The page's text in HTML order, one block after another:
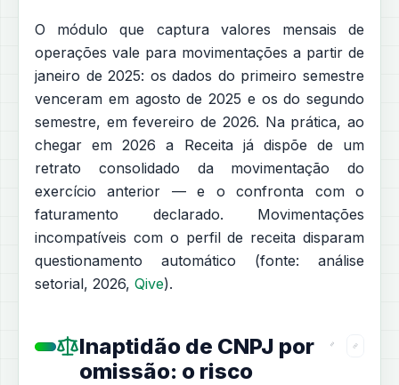
O módulo que captura valores mensais de
operações vale para movimentações a partir de
janeiro de 2025: os dados do primeiro semestre
venceram em agosto de 2025 e os do segundo
semestre, em fevereiro de 2026. Na prática, ao
chegar em 2026 a Receita já dispõe de um
retrato consolidado da movimentação do
exercício anterior — e o confronta com o
faturamento declarado. Movimentações
incompatíveis com o perfil de receita disparam
questionamento automático (fonte: análise
setorial, 2026, Qive).
Inaptidão de CNPJ por
omissão: o risco